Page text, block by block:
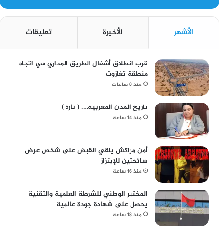
الأشهر الأخيرة تعليقات
قرب انطلاق أشغال الطريق المداري في اتجاه
منطقة تغازوت
منذ 8 ساعات
تاريخ المدن المغربية…. ( تازة )
منذ 14 ساعة
أمن مراكش يلقي القبض على شخص عرض
سائحتين للإبتزاز
منذ 16 ساعة
المختبر الوطني للشرطة العلمية والتقنية
يحصل على شهادة جودة عالمية
منذ 18 ساعة